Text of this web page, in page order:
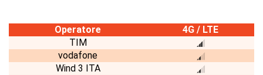
Operatore
4G / LTE
TIM
vodafone
Wind 3 ITA